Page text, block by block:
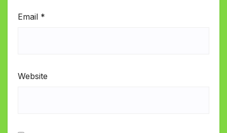
Email *
Website